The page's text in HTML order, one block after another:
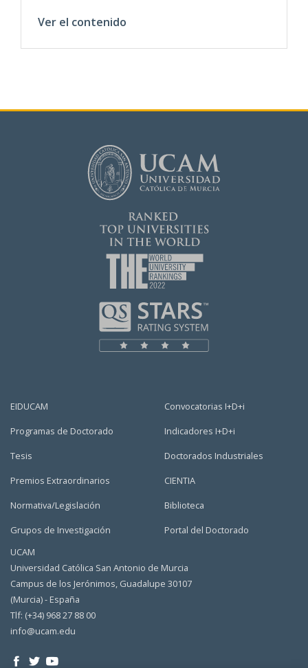
Ver el contenido
EIDUCAM
Programas de Doctorado
Tesis
Premios Extraordinarios
Normativa/Legislación
Grupos de Investigación
Convocatorias I+D+i
Indicadores I+D+i
Doctorados Industriales
CIENTIA
Biblioteca
Portal del Doctorado
UCAM
Universidad Católica San Antonio de Murcia
Campus de los Jerónimos, Guadalupe 30107
(Murcia) - España
Tlf: (+34) 968 27 88 00
info@ucam.edu